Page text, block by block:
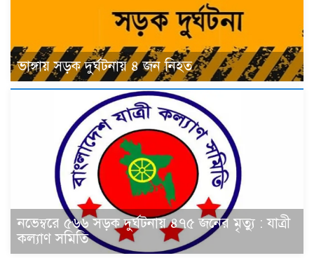
ভাঙ্গায় সড়ক দুর্ঘটনায় ৪ জন নিহত
নভেম্বরে ৫৬৬ সড়ক দুর্ঘটনায় ৪৭৫ জনের মৃত্যু : যাত্রী
কল্যাণ সমিতি